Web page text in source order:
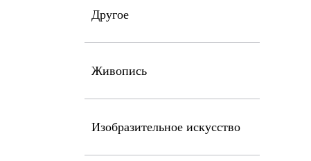
Другое
Живопись
Изобразительное искусство